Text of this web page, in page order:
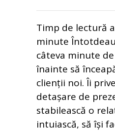
Timp de lectură
minute
câteva minute
înainte să
clienții noi. Îi
detașare de
stabilească o
intuiască, să își